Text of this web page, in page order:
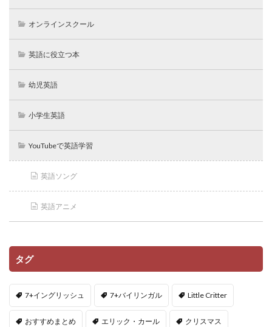
オンラインスクール
英語に役立つ本
幼児英語
小学生英語
YouTubeで英語学習
英語ソング
英語アニメ
タグ
7+イングリッシュ 7+バイリンガル Little Critter
おすすめまとめ エリック・カール クリスマス